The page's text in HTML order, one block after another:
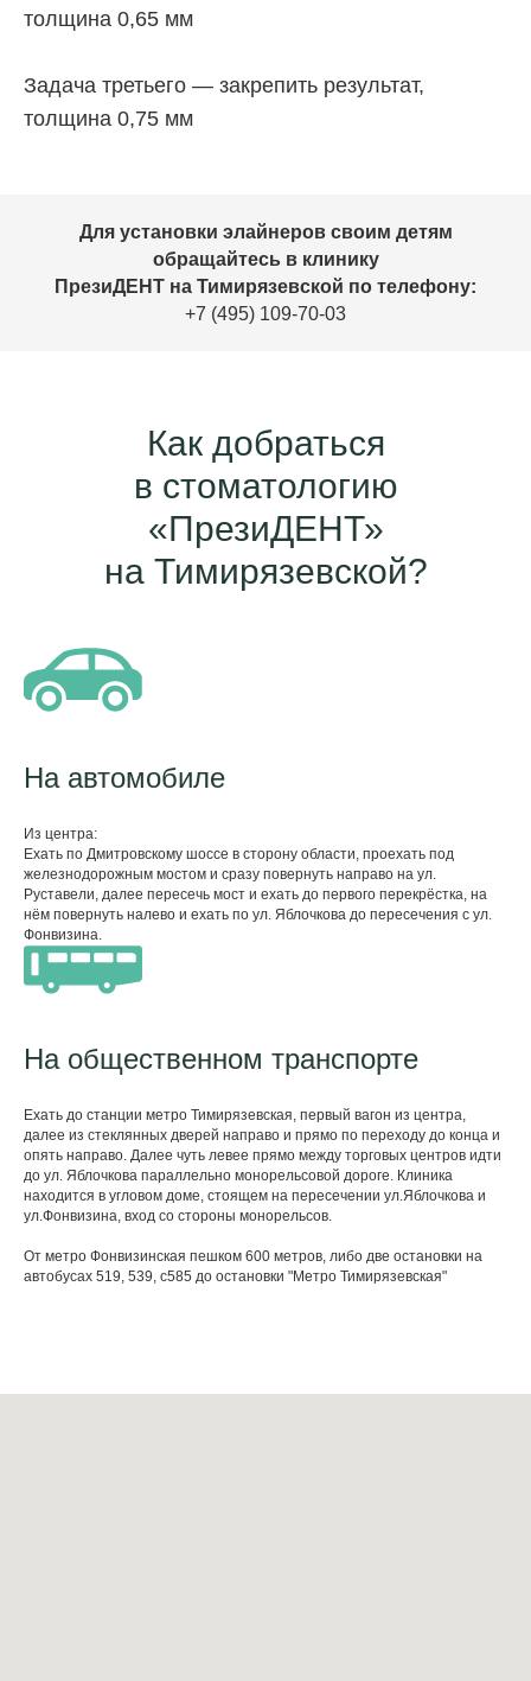
толщина 0,65 мм
Задача третьего — закрепить результат,
толщина 0,75 мм
Для установки элайнеров своим детям
обращайтесь в клинику
ПрезиДЕНТ на Тимирязевской по телефону:
+7 (495) 109-70-03
Как добраться
в стоматологию
«ПрезиДЕНТ»
на Тимирязевской?
На автомобиле
Из центра:
Ехать по Дмитровскому шоссе в сторону области, проехать под
железнодорожным мостом и сразу повернуть направо на ул.
Руставели, далее пересечь мост и ехать до первого перекрёстка, на
нём повернуть налево и ехать по ул. Яблочкова до пересечения с ул.
Фонвизина.
На общественном транспорте
Ехать до станции метро Тимирязевская, первый вагон из центра,
далее из стеклянных дверей направо и прямо по переходу до конца и
опять направо. Далее чуть левее прямо между торговых центров идти
до ул. Яблочкова параллельно монорельсовой дороге. Клиника
находится в угловом доме, стоящем на пересечении ул.Яблочкова и
ул.Фонвизина, вход со стороны монорельсов.
От метро Фонвизинская пешком 600 метров, либо две остановки на
автобусах 519, 539, с585 до остановки "Метро Тимирязевская"